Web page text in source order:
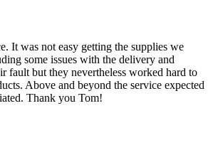
It was not easy getting the supplies we
some issues with the delivery and
fault but they nevertheless worked hard to
Above and beyond the service expected
Thank you Tom!